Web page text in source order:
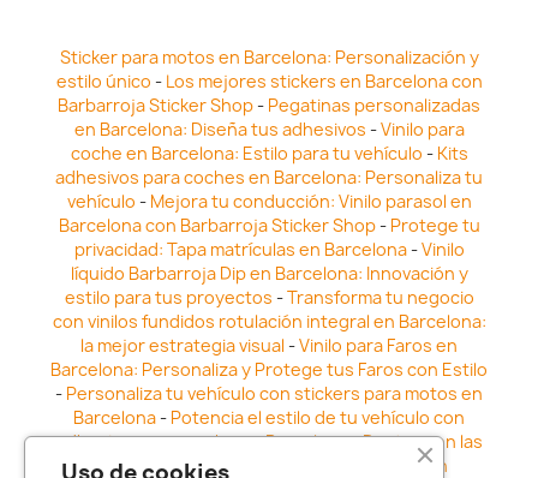
Sticker para motos en Barcelona: Personalización y
estilo único - Los mejores stickers en Barcelona con
Barbarroja Sticker Shop- Pegatinas personalizadas
en Barcelona: Diseña tus adhesivos -Vinilo para
coche en Barcelona: Estilo para tu vehículo - Kits
adhesivos para coches en Barcelona: Personaliza tu
vehículo - Mejora tu conducción: Vinilo parasol en
Barcelona con Barbarroja Sticker Shop- Protege tu
privacidad: Tapa matrículas en Barcelona-Vinilo
líquido Barbarroja Dip en Barcelona: Innovación y
estilo para tus proyectos -Transforma tu negocio
con vinilos fundidos rotulación integral en Barcelona:
la mejor estrategia visual -Vinilo para Faros en
Barcelona: Personaliza y Protege tus Faros con Estilo
- Personaliza tu vehículo con stickers para motos en
Barcelona- Potencia el estilo de tu vehículo con
adhesivos para coche en Barcelona-Destaca en las
calles: Los Mejores stickers para coches en